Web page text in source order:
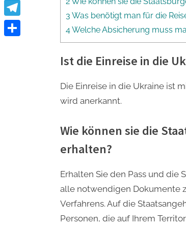
3 Was benötigt man für die
4 Welche Absicherung muss
Ist die Einreise in die
Die Einreise in die Ukraine ist
wird anerkannt.
Wie können sie die
erhalten?
Erhalten Sie den Pass und die
alle notwendigen Dokumente
Verfahrens. Auf die
Personen, die auf Ihrem
WhatsApp
Telegram